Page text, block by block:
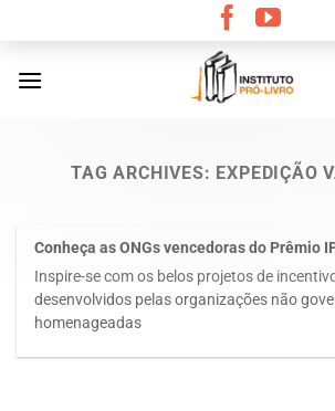
content
TAG ARCHIVES: EXPEDIÇÃO
Conheça as ONGs vencedoras do Prêmio
Inspire-se com os belos projetos de
desenvolvidos pelas organizações não
homenageadas